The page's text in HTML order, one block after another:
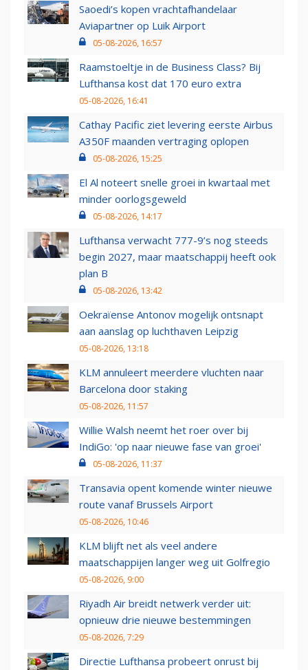
Saoedi’s kopen vrachtafhandelaar
Aviapartner op Luik Airport
05-08-2026, 16:57
Raamstoeltje in de Business Class? Bij
Lufthansa kost dat 170 euro extra
05-08-2026, 16:41
Cathay Pacific ziet levering eerste Airbus
A350F maanden vertraging oplopen
05-08-2026, 15:25
El Al noteert snelle groei in kwartaal met
minder oorlogsgeweld
05-08-2026, 14:17
Lufthansa verwacht 777-9’s nog steeds
begin 2027, maar maatschappij heeft ook
plan B
05-08-2026, 13:42
Oekraïense Antonov mogelijk ontsnapt
aan aanslag op luchthaven Leipzig
05-08-2026, 13:18
KLM annuleert meerdere vluchten naar
Barcelona door staking
05-08-2026, 11:57
Willie Walsh neemt het roer over bij
IndiGo: 'op naar nieuwe fase van groei'
05-08-2026, 11:37
Transavia opent komende winter nieuwe
route vanaf Brussels Airport
05-08-2026, 10:46
KLM blijft net als veel andere
maatschappijen langer weg uit Golfregio
05-08-2026, 9:00
Riyadh Air breidt netwerk verder uit:
opnieuw drie nieuwe bestemmingen
05-08-2026, 7:29
Directie Lufthansa probeert onrust bij